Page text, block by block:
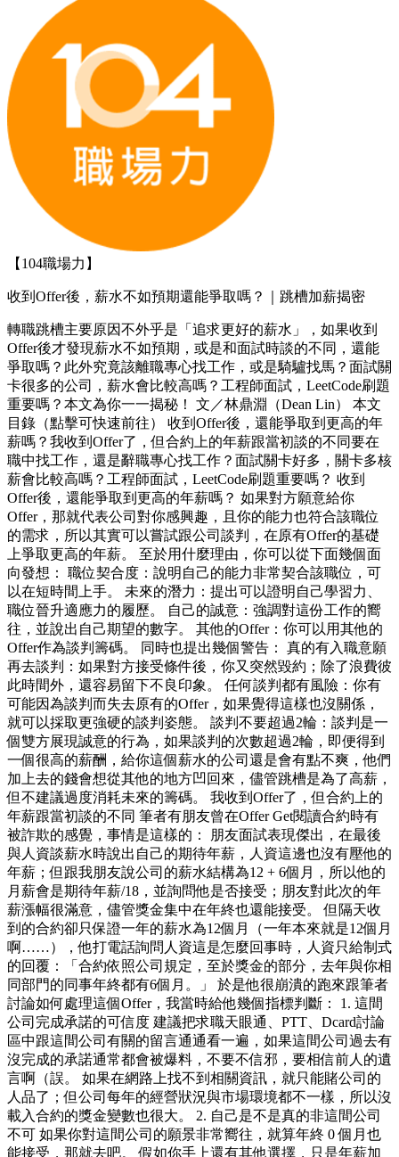
【104職場力】
收到Offer後，薪水不如預期還能爭取嗎？｜跳槽加薪揭密
轉職跳槽主要原因不外乎是「追求更好的薪水」，如果收到
Offer後才發現薪水不如預期，或是和面試時談的不同，還能
爭取嗎？此外究竟該離職專心找工作，或是騎驢找馬？面試關
卡很多的公司，薪水會比較高嗎？工程師面試，LeetCode刷題
重要嗎？本文為你一一揭秘！ 文／林鼎淵（Dean Lin） 本文
目錄（點擊可快速前往） 收到Offer後，還能爭取到更高的年
薪嗎？我收到Offer了，但合約上的年薪跟當初談的不同要在
職中找工作，還是辭職專心找工作？面試關卡好多，關卡多核
薪會比較高嗎？工程師面試，LeetCode刷題重要嗎？ 收到
Offer後，還能爭取到更高的年薪嗎？ 如果對方願意給你
Offer，那就代表公司對你感興趣，且你的能力也符合該職位
的需求，所以其實可以嘗試跟公司談判，在原有Offer的基礎
上爭取更高的年薪。 至於用什麼理由，你可以從下面幾個面
向發想： 職位契合度：說明自己的能力非常契合該職位，可
以在短時間上手。 未來的潛力：提出可以證明自己學習力、
職位晉升適應力的履歷。 自己的誠意：強調對這份工作的嚮
往，並說出自己期望的數字。 其他的Offer：你可以用其他的
Offer作為談判籌碼。 同時也提出幾個警告： 真的有入職意願
再去談判：如果對方接受條件後，你又突然毀約；除了浪費彼
此時間外，還容易留下不良印象。 任何談判都有風險：你有
可能因為談判而失去原有的Offer，如果覺得這樣也沒關係，
就可以採取更強硬的談判姿態。 談判不要超過2輪：談判是一
個雙方展現誠意的行為，如果談判的次數超過2輪，即便得到
一個很高的薪酬，給你這個薪水的公司還是會有點不爽，他們
加上去的錢會想從其他的地方凹回來，儘管跳槽是為了高薪，
但不建議過度消耗未來的籌碼。 我收到Offer了，但合約上的
年薪跟當初談的不同 筆者有朋友曾在Offer Get閱讀合約時有
被詐欺的感覺，事情是這樣的： 朋友面試表現傑出，在最後
與人資談薪水時說出自己的期待年薪，人資這邊也沒有壓他的
年薪；但跟我朋友說公司的薪水結構為12 + 6個月，所以他的
月薪會是期待年薪/18，並詢問他是否接受；朋友對此次的年
薪漲幅很滿意，儘管獎金集中在年終也還能接受。 但隔天收
到的合約卻只保證一年的薪水為12個月（一年本來就是12個月
啊……），他打電話詢問人資這是怎麼回事時，人資只給制式
的回覆：「合約依照公司規定，至於獎金的部分，去年與你相
同部門的同事年終都有6個月。」 於是他很崩潰的跑來跟筆者
討論如何處理這個Offer，我當時給他幾個指標判斷： 1. 這間
公司完成承諾的可信度 建議把求職天眼通、PTT、Dcard討論
區中跟這間公司有關的留言通通看一遍，如果這間公司過去有
沒完成的承諾通常都會被爆料，不要不信邪，要相信前人的遺
言啊（誤。 如果在網路上找不到相關資訊，就只能賭公司的
人品了；但公司每年的經營狀況與市場環境都不一樣，所以沒
載入合約的獎金變數也很大。 2. 自己是不是真的非這間公司
不可 如果你對這間公司的願景非常嚮往，就算年終 0 個月也
能接受，那就去吧。 假如你手上還有其他選擇，只是年薪加